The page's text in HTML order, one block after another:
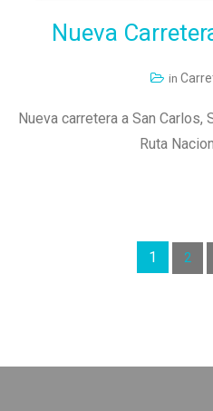
Nueva
in
Nueva carretera a San Carlos,
Ruta
1 2